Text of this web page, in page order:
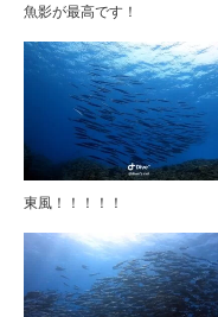
魚影が最高です！
東風！！！！！